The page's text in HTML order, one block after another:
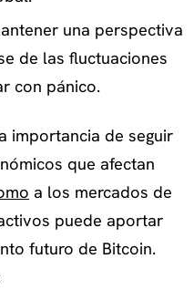
una perspectiva
de las fluctuaciones
con pánico.
importancia de seguir
que afectan
a los mercados de
puede aportar
futuro de Bitcoin.